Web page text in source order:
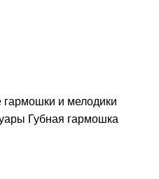
и мелодики
Губная гармошка